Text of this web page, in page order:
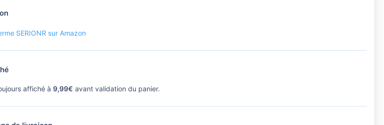
SERIONR sur Amazon
affiché à 9,99€ avant validation du panier.